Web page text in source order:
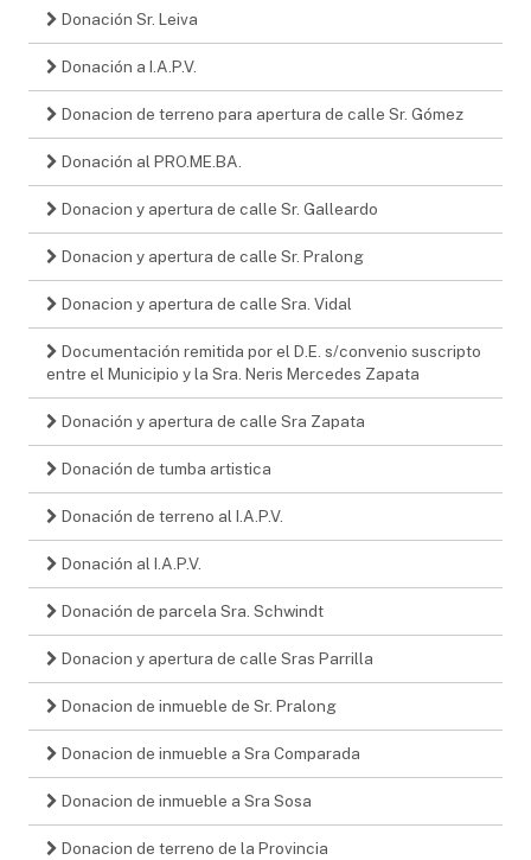
Donación Sr. Leiva
Donación a I.A.P.V.
Donacion de terreno para apertura de calle Sr. Gómez
Donación al PRO.ME.BA.
Donacion y apertura de calle Sr. Galleardo
Donacion y apertura de calle Sr. Pralong
Donacion y apertura de calle Sra. Vidal
Documentación remitida por el D.E. s/convenio suscripto
entre el Municipio y la Sra. Neris Mercedes Zapata
Donación y apertura de calle Sra Zapata
Donación de tumba artistica
Donación de terreno al I.A.P.V.
Donación al I.A.P.V.
Donación de parcela Sra. Schwindt
Donacion y apertura de calle Sras Parrilla
Donacion de inmueble de Sr. Pralong
Donacion de inmueble a Sra Comparada
Donacion de inmueble a Sra Sosa
Donacion de terreno de la Provincia